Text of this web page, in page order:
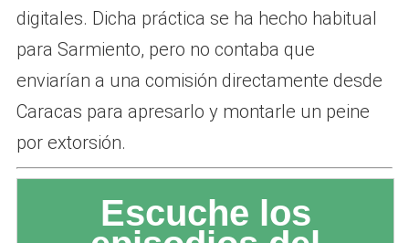
digitales. Dicha práctica se ha hecho habitual
para Sarmiento, pero no contaba que
enviarían a una comisión directamente desde
Caracas para apresarlo y montarle un peine
por extorsión.
Escuche los